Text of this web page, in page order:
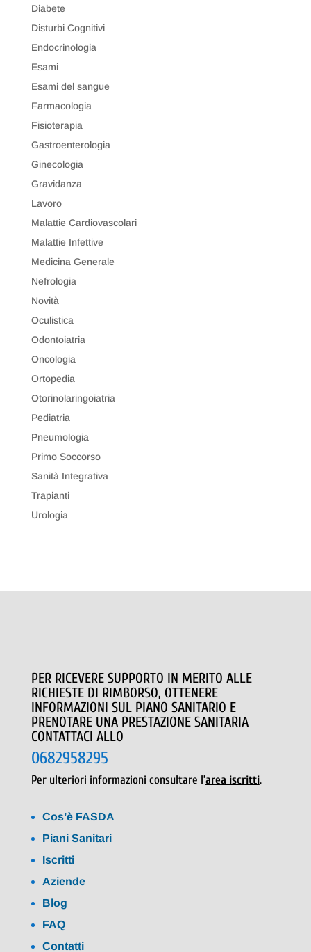
Diabete
Disturbi Cognitivi
Endocrinologia
Esami
Esami del sangue
Farmacologia
Fisioterapia
Gastroenterologia
Ginecologia
Gravidanza
Lavoro
Malattie Cardiovascolari
Malattie Infettive
Medicina Generale
Nefrologia
Novità
Oculistica
Odontoiatria
Oncologia
Ortopedia
Otorinolaringoiatria
Pediatria
Pneumologia
Primo Soccorso
Sanità Integrativa
Trapianti
Urologia
PER RICEVERE SUPPORTO IN MERITO ALLE
RICHIESTE DI RIMBORSO, OTTENERE
INFORMAZIONI SUL PIANO SANITARIO E
PRENOTARE UNA PRESTAZIONE SANITARIA
CONTATTACI ALLO
0682958295
Per ulteriori informazioni consultare l’area iscritti.
Cos’è FASDA
Piani Sanitari
Iscritti
Aziende
Blog
FAQ
Contatti